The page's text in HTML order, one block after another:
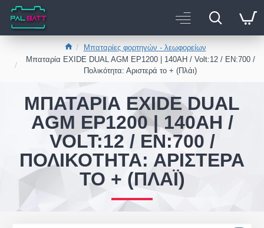
Μπαταρίες φορτηγών - λεωφορείων
Μπαταρία EXIDE DUAL AGM EP1200 | 140AH / Volt:12 / EN:700 /
Πολικότητα: Αριστερά το + (Πλάι)
ΜΠΑΤΑΡΊΑ EXIDE DUAL
AGM EP1200 | 140AH /
VOLT:12 / EN:700 /
ΠΟΛΙΚΌΤΗΤΑ: ΑΡΙΣΤΕΡΆ
ΤΟ + (ΠΛΆΙ)